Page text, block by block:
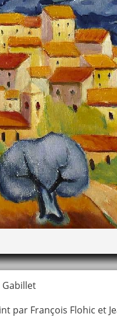
Gabillet
par François Flohic et